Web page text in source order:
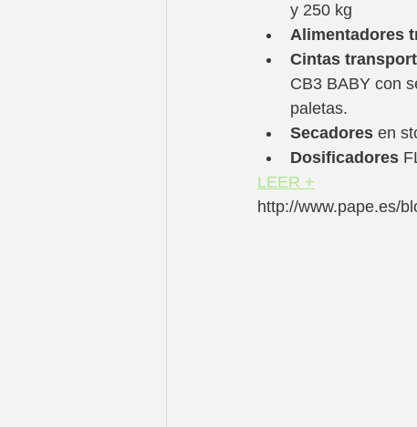
y 250 kg
Alimentadores
Cintas
CB3 BABY con
paletas.
Secadores en
Dosificadores
LEER +
http://www.pape.es/